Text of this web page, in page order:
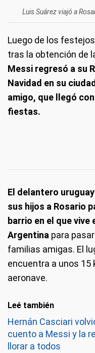
Luis Suárez viajó a
Luego de los
tras la obtención de
Messi regresó a su
Navidad en su
amigo, que llegó
fiestas.
El delantero
sus hijos a Rosario
barrio en el que
Argentina para
familias amigas. El
encuentra a unos 15
aeronave.
Leé también
Hernán Casciari
cuento a Messi y la
llorar a todos